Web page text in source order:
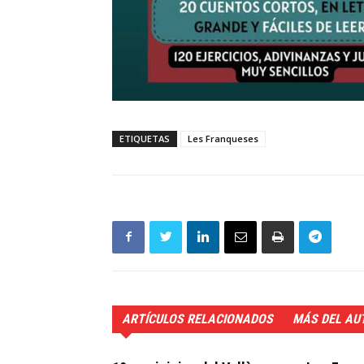
ETIQUETAS Les Franqueses
ARTÍCULOS RELACIONADOS MÁS DEL